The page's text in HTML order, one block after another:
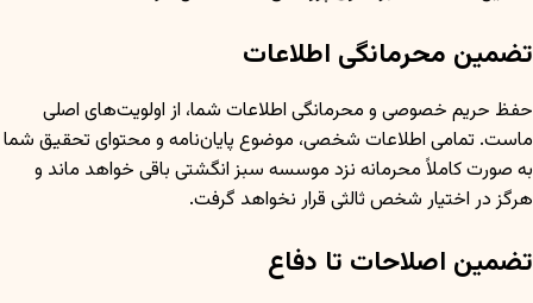
تضمین محرمانگی اطلاعات
حفظ حریم خصوصی و محرمانگی اطلاعات شما، از اولویت‌های اصلی
ماست. تمامی اطلاعات شخصی، موضوع پایان‌نامه و محتوای تحقیق شما
به صورت کاملاً محرمانه نزد موسسه سبز انگشتی باقی خواهد ماند و
هرگز در اختیار شخص ثالثی قرار نخواهد گرفت.
تضمین اصلاحات تا دفاع